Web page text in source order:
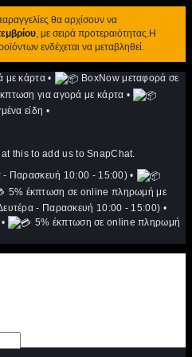
θα αρχίσουν να
, με σειρά προτεραιότητας.Η
ενδέχεται να μεταβληθεί.
με κάρτα •
BoxNow μεταφορά σε
για αγορά με κάρτα •
είδη •
this to add us to SnapChat.
- Παρασκευή 10:00 - 15:00) •
5% έκπτωση σε online πληρωμή με
- Παρασκευή 10:00 - 15:00) •
•
5% έκπτωση σε online πληρωμή